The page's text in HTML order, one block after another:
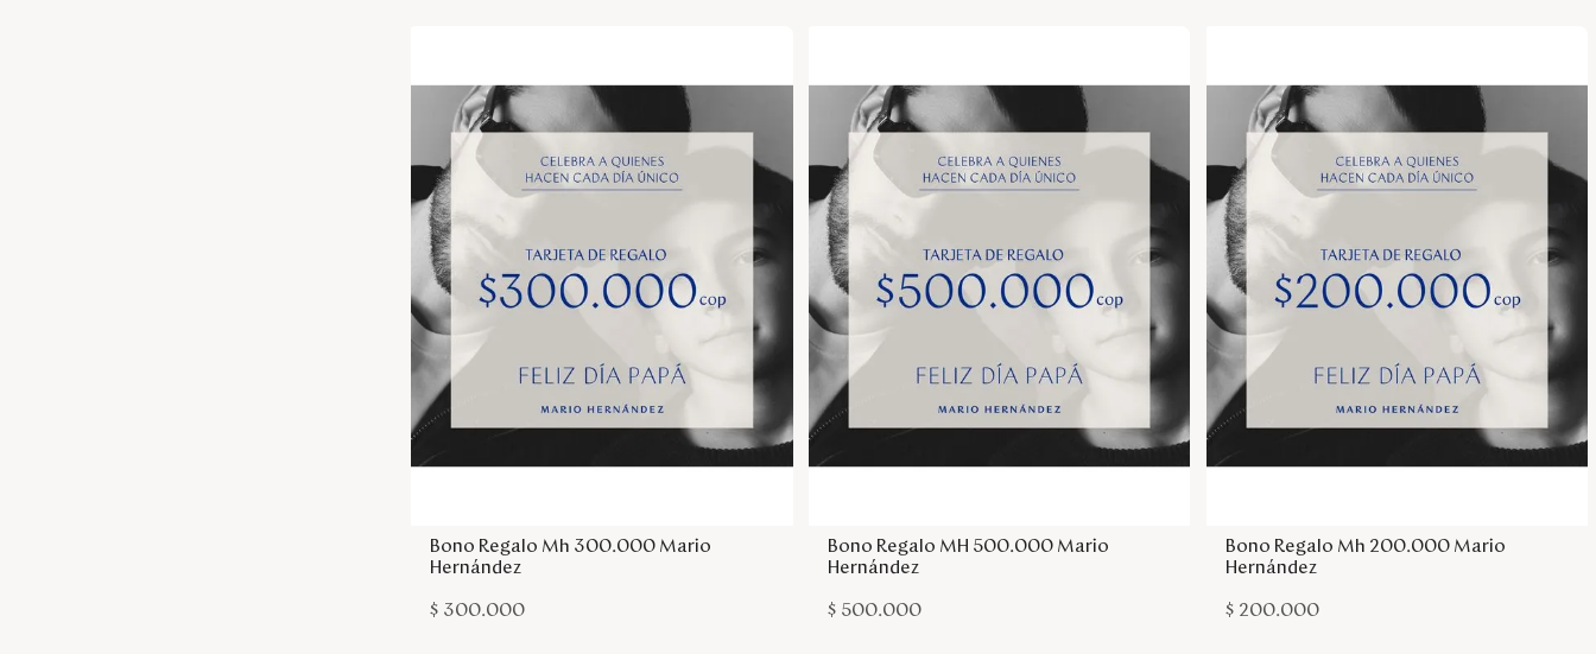
Bono Regalo Mh 300.000 Mario
Hernández
$ 300.000
Bono Regalo MH 500.000 Mario
Hernández
$ 500.000
Bono Regalo Mh 200.000 Mario
Hernández
$ 200.000